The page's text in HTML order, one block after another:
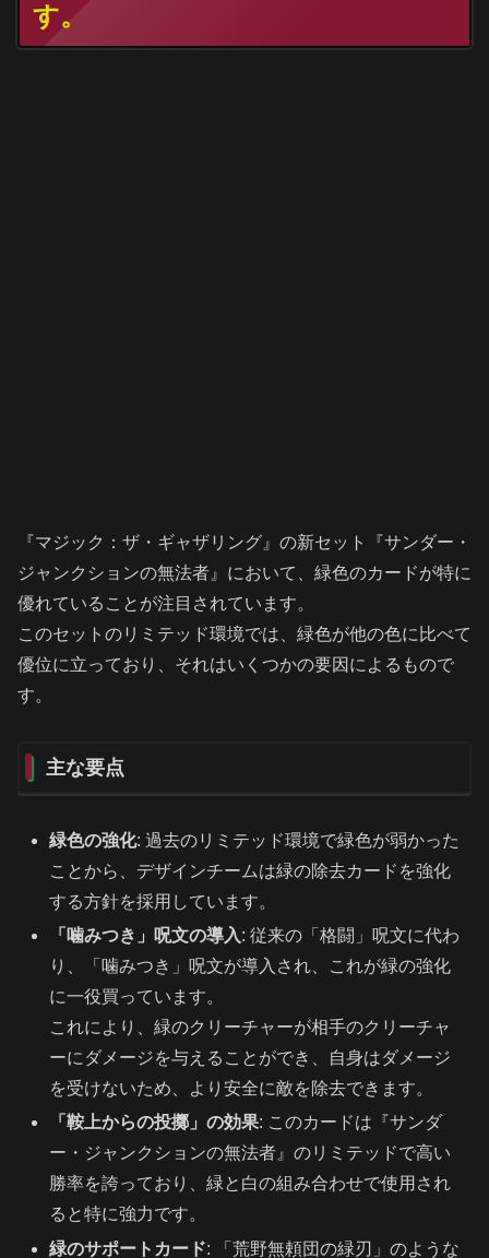
す。
『マジック：ザ・ギャザリング』の新セット『サンダー・
ジャンクションの無法者』において、緑色のカードが特に
優れていることが注目されています。
このセットのリミテッド環境では、緑色が他の色に比べて
優位に立っており、それはいくつかの要因によるもので
す。
主な要点
緑色の強化: 過去のリミテッド環境で緑色が弱かった
ことから、デザインチームは緑の除去カードを強化
する方針を採用しています。
「噛みつき」呪文の導入: 従来の「格闘」呪文に代わ
り、「噛みつき」呪文が導入され、これが緑の強化
に一役買っています。
これにより、緑のクリーチャーが相手のクリーチャ
ーにダメージを与えることができ、自身はダメージ
を受けないため、より安全に敵を除去できます。
「鞍上からの投擲」の効果: このカードは『サンダ
ー・ジャンクションの無法者』のリミテッドで高い
勝率を誇っており、緑と白の組み合わせで使用され
ると特に強力です。
緑のサポートカード: 「荒野無頼団の緑刃」のような